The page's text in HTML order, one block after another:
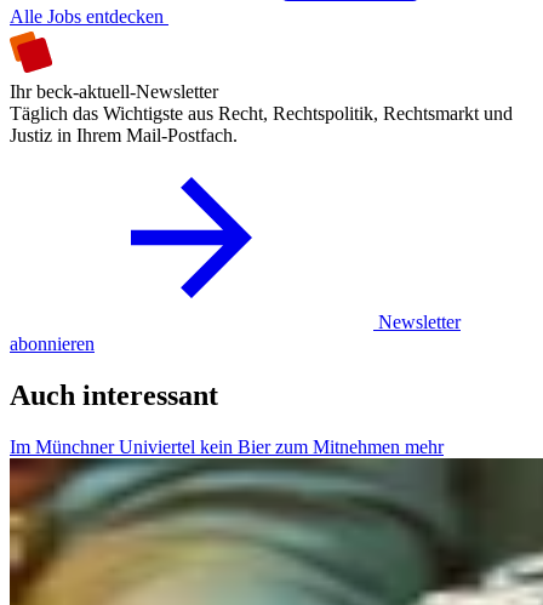
Alle Jobs entdecken
Ihr beck-aktuell-Newsletter
Täglich das Wichtigste aus Recht, Rechtspolitik, Rechtsmarkt und
Justiz in Ihrem Mail-Postfach.
Newsletter
abonnieren
Auch interessant
Im Münchner Univiertel kein Bier zum Mitnehmen mehr